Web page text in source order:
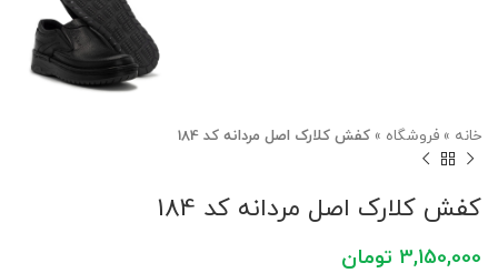
خانه » فروشگاه » کفش کلارک اصل مردانه کد 184
کفش کلارک اصل مردانه کد 184
3,150,000 تومان